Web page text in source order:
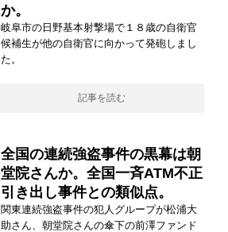
か。
岐阜市の日野基本射撃場で１８歳の自衛官
候補生が他の自衛官に向かって発砲しまし
た。
記事を読む
全国の連続強盗事件の黒幕は朝
堂院さんか。全国一斉ATM不正
引き出し事件との類似点。
関東連続強盗事件の犯人グループが松浦大
助さん、朝堂院さんの傘下の前澤ファンド